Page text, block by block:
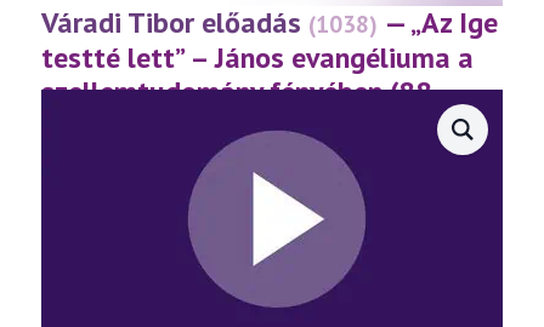
Váradi Tibor előadás (1038) — „Az Ige
testté lett” – János evangéliuma a
szellemtudomány fényében (88.
(2025.05.03.)